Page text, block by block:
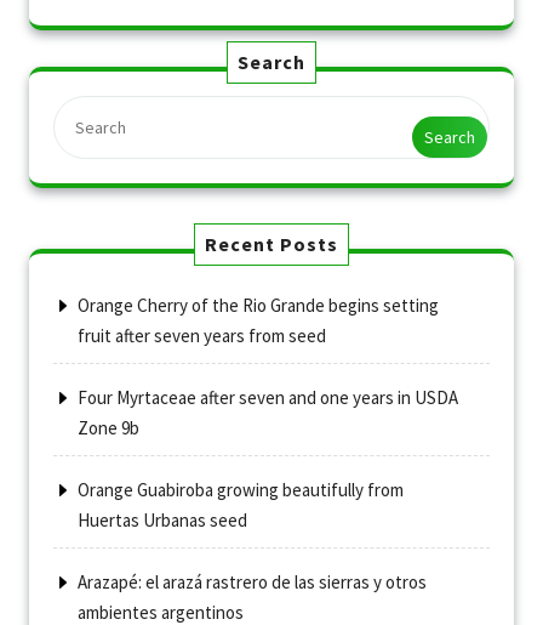
Search
Search
Recent Posts
Orange Cherry of the Rio Grande begins setting
fruit after seven years from seed
Four Myrtaceae after seven and one years in USDA
Zone 9b
Orange Guabiroba growing beautifully from
Huertas Urbanas seed
Arazapé: el arazá rastrero de las sierras y otros
ambientes argentinos